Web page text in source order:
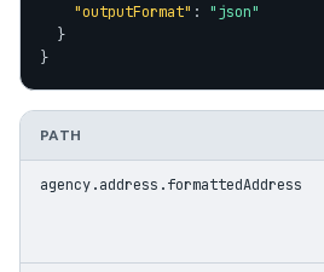
"outputFormat" : "json"
  }
}
PATH
agency.address.formattedAddress